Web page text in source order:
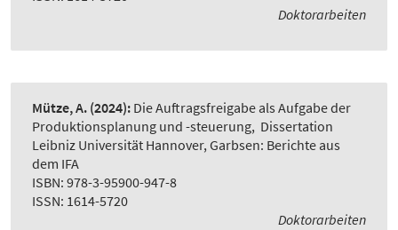
Doktorarbeiten
Mütze, A. (2024): Die Auftragsfreigabe als Aufgabe der
Produktionsplanung und -steuerung, Dissertation
Leibniz Universität Hannover, Garbsen: Berichte aus
dem IFA
ISBN: 978-3-95900-947-8
ISSN: 1614-5720
Doktorarbeiten